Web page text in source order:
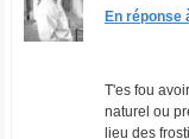
En réponse
T'es fou
naturel ou
lieu des